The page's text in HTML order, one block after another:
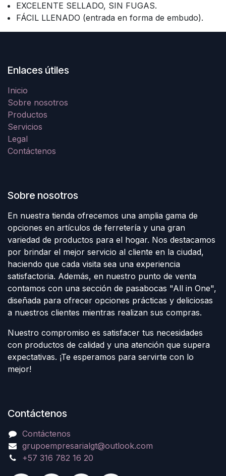
EXCELENTE SELLADO, SIN FUGAS.
FÁCIL LLENADO (entrada en forma de embudo).
Enlaces útiles
Inicio
Sobre nosotros
Productos
Servicios
Legal
Contáctenos
Sobre nosotros
En nuestra tienda ofrecemos una amplia gama de
opciones en artículos de ferretería y una gran
variedad de productos para el hogar. Nos destacamos
por brindar el mejor servicio al cliente en la ciudad,
haciendo que cada visita sea una experiencia
satisfactoria. Además, en nuestro punto de venta
contamos con una sección de pasabocas "All in One",
diseñada para ofrecer opciones prácticas y deliciosas
a nuestros clientes mientras realizan sus compras.
Nuestro compromiso es satisfacer tus necesidades
con productos de calidad y una atención que supera
expectativas. ¡Te esperamos para servirte con lo
mejor!
Contáctenos
Contáctenos
grupoempresarialgt@outlook.com
+57 316 782 16 20